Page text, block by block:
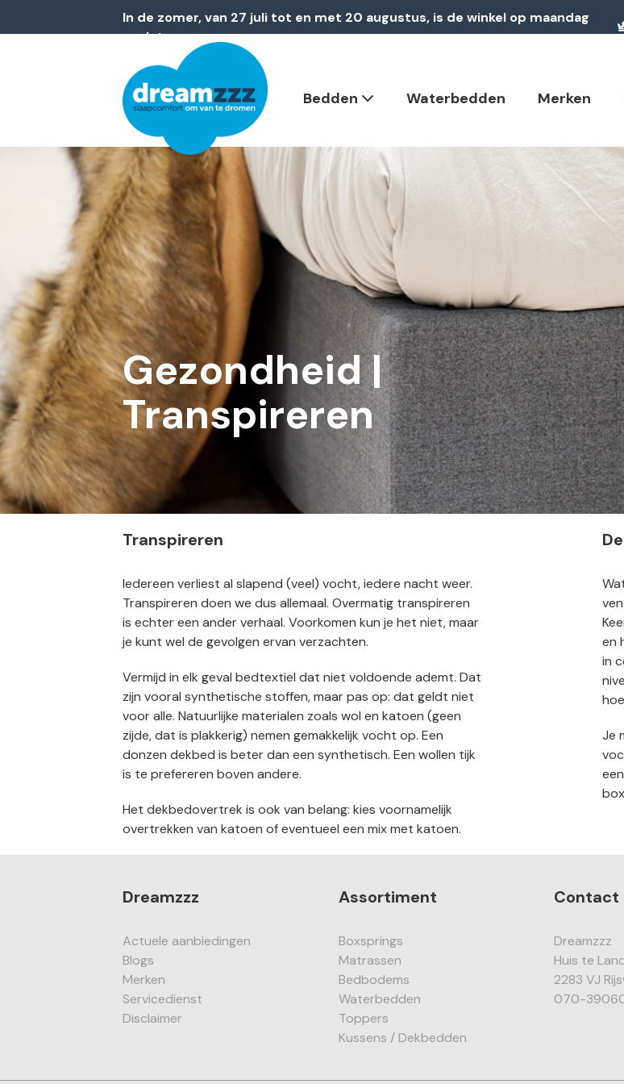
In de zomer, van 27 juli tot en met 20 augustus, is de winkel op maandag
gesloten
Bedden Waterbedden Merken
Gezondheid |
Transpireren
Transpireren
Iedereen verliest al slapend (veel) vocht, iedere nacht weer.
Transpireren doen we dus allemaal. Overmatig transpireren
is echter een ander verhaal. Voorkomen kun je het niet, maar
je kunt wel de gevolgen ervan verzachten.
Vermijd in elk geval bedtextiel dat niet voldoende ademt. Dat
zijn vooral synthetische stoffen, maar pas op: dat geldt niet
voor alle. Natuurlijke materialen zoals wol en katoen (geen
zijde, dat is plakkerig) nemen gemakkelijk vocht op. Een
donzen dekbed is beter dan een synthetisch. Een wollen tijk
is te prefereren boven andere.
Het dekbedovertrek is ook van belang: kies voornamelijk
overtrekken van katoen of eventueel een mix met katoen.
en
in
Je
Dreamzzz
Actuele aanbiedingen
Blogs
Merken
Servicedienst
Disclaimer
Assortiment
Boxsprings
Matrassen
Bedbodems
Waterbedden
Toppers
Kussens / Dekbedden
Contact
Dreamzzz
Huis te
2283 VJ
070-